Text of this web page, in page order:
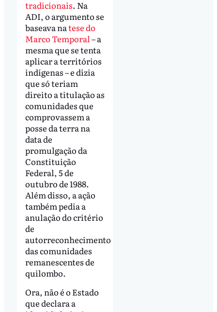
tradicionais. Na
ADI, o argumento se
baseava natese do
Marco Temporal – a
mesma que se tenta
aplicar a territórios
indígenas – e dizia
que só teriam
direito a titulação as
comunidades que
comprovassem a
posse da terra na
data de
promulgação da
Constituição
Federal, 5 de
outubro de 1988.
Além disso, a ação
também pedia a
anulação do critério
de
autorreconhecimento
das comunidades
remanescentes de
quilombo.
Ora, não é o Estado
que declara a